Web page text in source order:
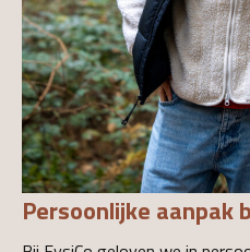
Persoonlijke aanpak